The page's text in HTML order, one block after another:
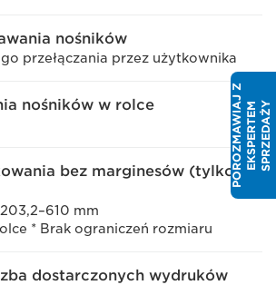
nośników
przełączania przez użytkownika
nośników w rolce
bez marginesów (tylko
mm
* Brak ograniczeń rozmiaru
dostarczonych wydruków
P
O
R
O
Z
M
A
W
IA
J
Z
E
K
S
P
E
R
T
EM
S
P
R
Z
E
D
A
Ż Y